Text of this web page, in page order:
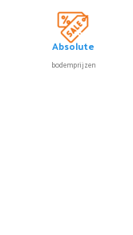
Absolute
bodemprijzen